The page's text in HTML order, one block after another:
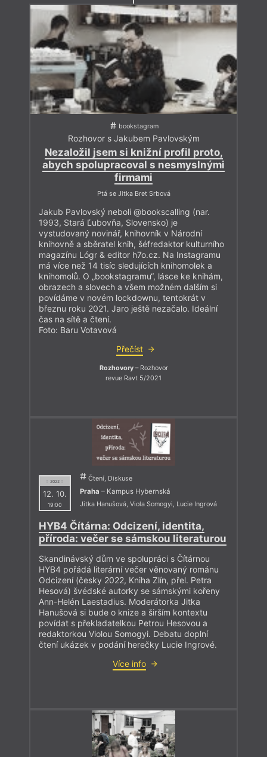
bookstagram
Rozhovor s Jakubem Pavlovským
Nezaložil jsem si knižní profil proto,
abych spolupracoval s nesmyslnými
firmami
Ptá se Jitka Bret Srbová
Jakub Pavlovský neboli @bookscalling (nar.
1993, Stará Ľubovňa, Slovensko) je
vystudovaný novinář, knihovník v Národní
knihovně a sběratel knih, šéfredaktor kulturního
magazínu Lógr & editor h7o.cz. Na Instagramu
má více než 14 tisíc sledujících knihomolek a
knihomolů. O „bookstagramu“, lásce ke knihám,
obrazech a slovech a všem možném dalším si
povídáme v novém lockdownu, tentokrát v
březnu roku 2021. Jaro ještě nezačalo. Ideální
čas na sítě a čtení.
Foto: Baru Votavová
Přečíst
Rozhovory– Rozhovor
revue Ravt 5/2021
= 2022 =
12. 10.
19:00
Čtení, Diskuse
Praha – Kampus Hybernská
Jitka Hanušová, Viola Somogyi, Lucie Ingrová
HYB4 Čítárna: Odcizení, identita,
příroda: večer se sámskou literaturou
Skandinávský dům ve spolupráci s Čítárnou
HYB4 pořádá literární večer věnovaný románu
Odcizení (česky 2022, Kniha Zlín, přel. Petra
Hesová) švédské autorky se sámskými kořeny
Ann-Helén Laestadius. Moderátorka Jitka
Hanušová si bude o knize a širším kontextu
povídat s překladatelkou Petrou Hesovou a
redaktorkou Violou Somogyi. Debatu doplní
čtení ukázek v podání herečky Lucie Ingrové.
Více info